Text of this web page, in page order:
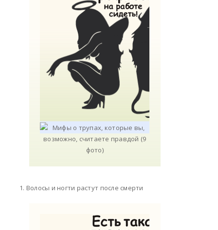
1. Волосы и ногти растут после смерти